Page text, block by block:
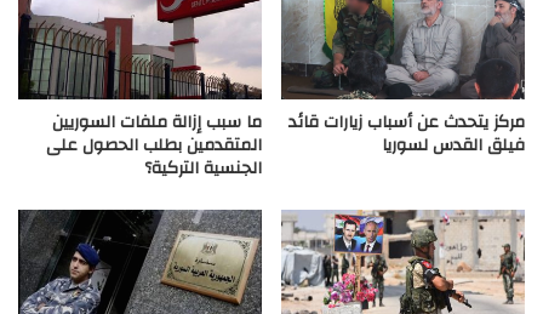
مركز يتحدث عن أسباب زيارات قائد
فيلق القدس لسوريا
ما سبب إزالة ملفات السوريين
المتقدمين بطلب الحصول على
الجنسية التركية؟